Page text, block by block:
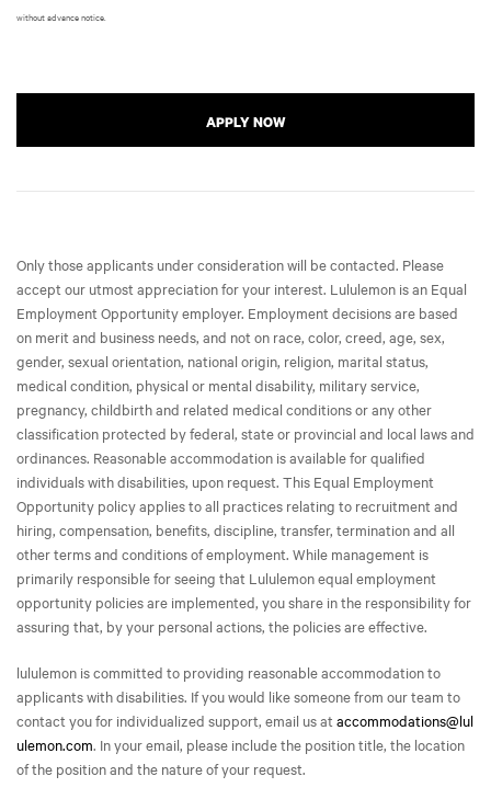
without advance notice.
APPLY NOW
Only those applicants under consideration will be contacted. Please
accept our utmost appreciation for your interest. Lululemon is an Equal
Employment Opportunity employer. Employment decisions are based
on merit and business needs, and not on race, color, creed, age, sex,
gender, sexual orientation, national origin, religion, marital status,
medical condition, physical or mental disability, military service,
pregnancy, childbirth and related medical conditions or any other
classification protected by federal, state or provincial and local laws and
ordinances. Reasonable accommodation is available for qualified
individuals with disabilities, upon request. This Equal Employment
Opportunity policy applies to all practices relating to recruitment and
hiring, compensation, benefits, discipline, transfer, termination and all
other terms and conditions of employment. While management is
primarily responsible for seeing that Lululemon equal employment
opportunity policies are implemented, you share in the responsibility for
assuring that, by your personal actions, the policies are effective.
lululemon is committed to providing reasonable accommodation to
applicants with disabilities. If you would like someone from our team to
contact you for individualized support, email us at accommodations@lul
ulemon.com. In your email, please include the position title, the location
of the position and the nature of your request.